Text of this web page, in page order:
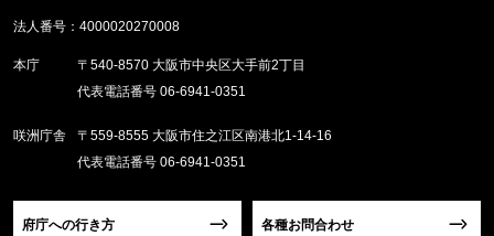
法人番号：4000020270008
本庁
〒540-8570 大阪市中央区大手前2丁目
代表電話番号 06-6941-0351
咲洲庁舎
〒559-8555 大阪市住之江区南港北1-14-16
代表電話番号 06-6941-0351
府庁への行き方 各種お問合わせ